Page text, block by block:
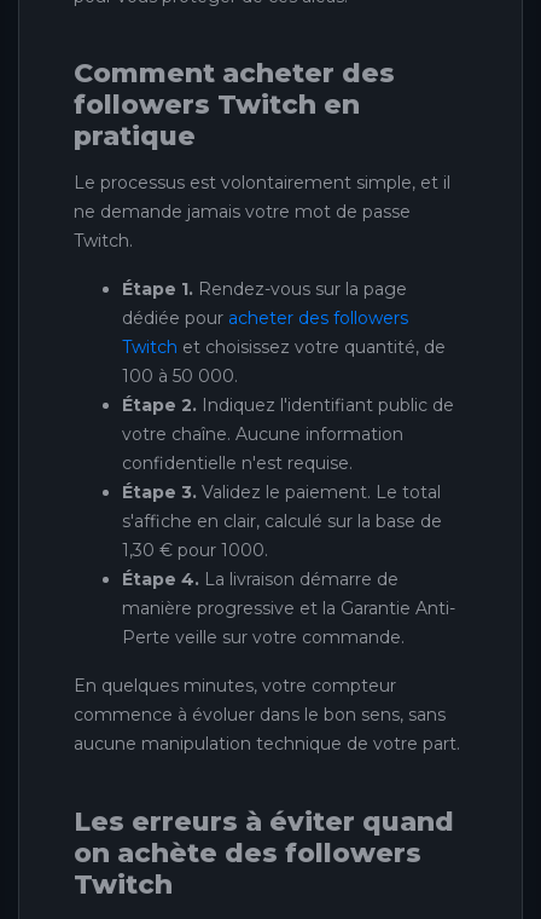
Comment acheter des
followers Twitch en
pratique
Le processus est volontairement simple, et il
ne demande jamais votre mot de passe
Twitch.
Étape 1. Rendez-vous sur la page
dédiée pour acheter des followers
Twitch et choisissez votre quantité, de
100 à 50 000.
Étape 2. Indiquez l'identifiant public de
votre chaîne. Aucune information
confidentielle n'est requise.
Étape 3. Validez le paiement. Le total
s'affiche en clair, calculé sur la base de
1,30 € pour 1000.
Étape 4. La livraison démarre de
manière progressive et la Garantie Anti-
Perte veille sur votre commande.
En quelques minutes, votre compteur
commence à évoluer dans le bon sens, sans
aucune manipulation technique de votre part.
Les erreurs à éviter quand
on achète des followers
Twitch